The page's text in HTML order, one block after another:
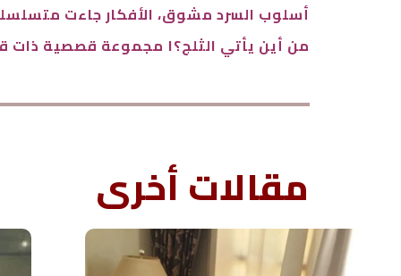
أسلوب السرد مشوق، الأفكار جاءت
من أين يأتي الثلج؟١ مجموعة قصصية ذات قيمة أدبية تضيف ثراء إلى رفوف مكتباتنا العربية.
مقالات أخرى